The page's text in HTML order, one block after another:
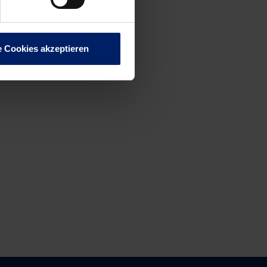
Cookies akzeptieren
in
in der
ist ab